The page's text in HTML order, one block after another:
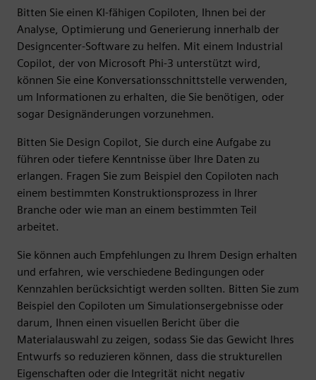
Bitten Sie einen KI-fähigen Copiloten, Ihnen bei der
Analyse, Optimierung und Generierung innerhalb der
Designcenter-Software zu helfen. Mit einem Industrial
Copilot, der von Microsoft Phi-3 unterstützt wird,
können Sie eine Konversationsschnittstelle verwenden,
um Informationen zu erhalten, die Sie benötigen, oder
sogar Designänderungen vorzunehmen.
Bitten Sie Design Copilot, Sie durch eine Aufgabe zu
führen oder tiefere Kenntnisse über Ihre Daten zu
erlangen. Fragen Sie zum Beispiel den Copiloten nach
einem bestimmten Konstruktionsprozess in Ihrer
Branche oder wie man an einem bestimmten Teil
arbeitet.
Sie können auch Empfehlungen zu Ihrem Design erhalten
und erfahren, wie verschiedene Bedingungen oder
Kennzahlen berücksichtigt werden sollten. Bitten Sie zum
Beispiel den Copiloten um Simulationsergebnisse oder
darum, Ihnen einen visuellen Bericht über die
Materialauswahl zu zeigen, sodass Sie das Gewicht Ihres
Entwurfs so reduzieren können, dass die strukturellen
Eigenschaften oder die Integrität nicht negativ